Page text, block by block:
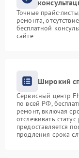
Точные прайс-
ремонта,
бесплатной
сайте
Широкий
Сервисный центр
по всей РФ,
ремонт, включая
отслеживать
предоставляется
продления срока